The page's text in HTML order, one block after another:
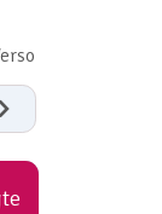
Zoeken